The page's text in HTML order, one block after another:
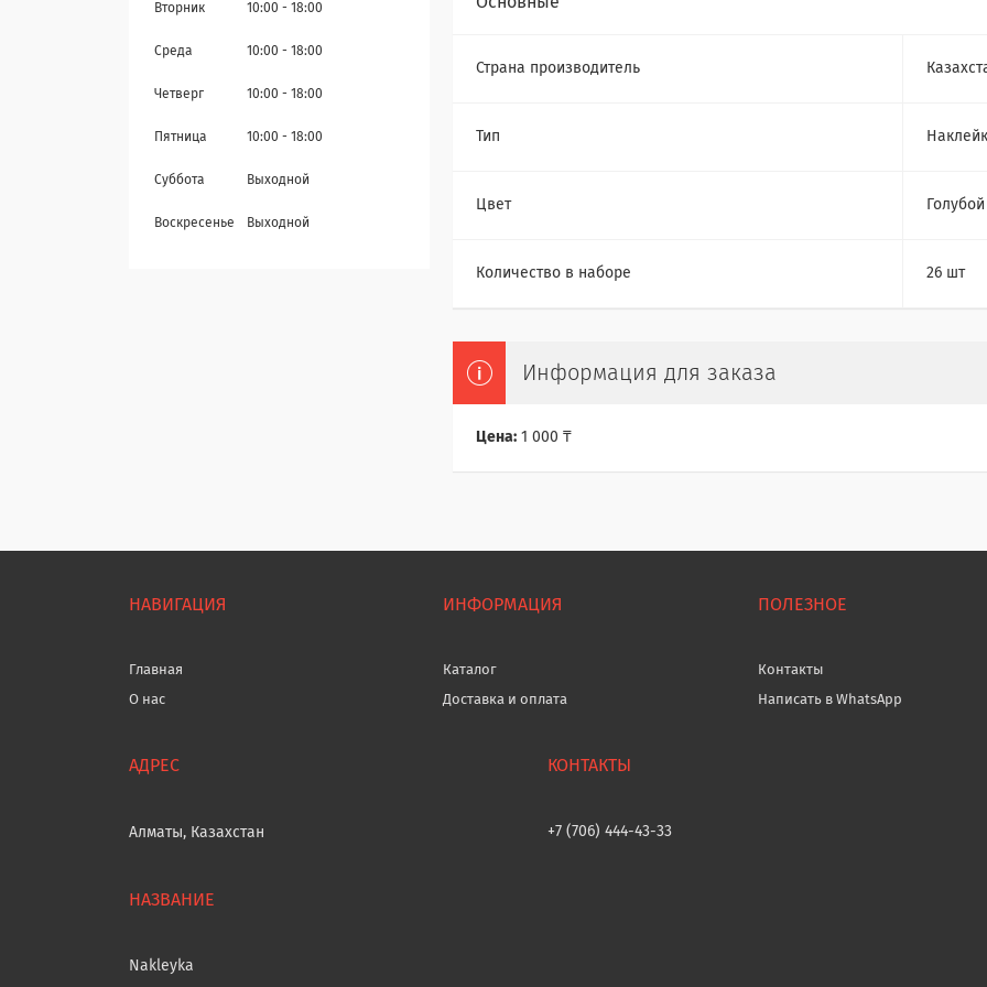
Страна производитель
Тип
Цвет Голубой
Количество в наборе 26 шт
Информация для заказа
Цена: 1 000 ₸
Вторник 10:00 18:00
Среда 10:00 18:00
Четверг 10:00 18:00
Пятница 10:00 18:00
Суббота Выходной
Воскресенье Выходной
НАВИГАЦИЯ
Главная
О нас
ИНФОРМАЦИЯ
Каталог
Доставка и оплата
ПОЛЕЗНОЕ
Контакты
Написать в WhatsApp
Алматы, Казахстан
Nakleyka
+7 (706) 444-43-33